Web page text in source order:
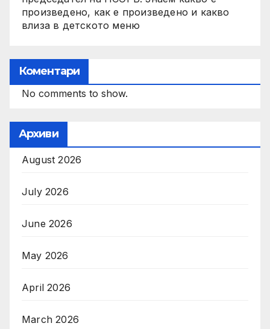
произведено, как е произведено и какво
влиза в детското меню
Коментари
No comments to show.
Архиви
August 2026
July 2026
June 2026
May 2026
April 2026
March 2026